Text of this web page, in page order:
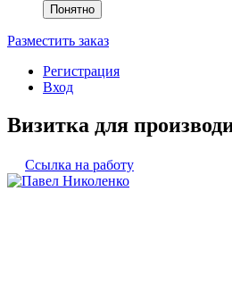
Понятно
Разместить заказ
Регистрация
Вход
Визитка для
Ссылка на работу